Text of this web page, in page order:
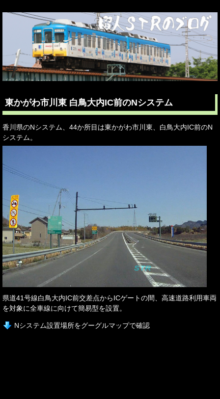
東かがわ市川東 白鳥大内IC前のNシステム
香川県のNシステム、44か所目は東かがわ市川東、白鳥大内IC前のN
システム。
県道41号線白鳥大内IC前交差点からICゲートの間、高速道路利用車両
を対象に全車線に向けて簡易型を設置。
Nシステム設置場所をグーグルマップで確認